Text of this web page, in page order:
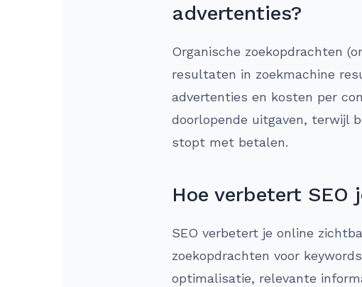
advertenties?
Organische zoekopdrachten
resultaten in zoekmachine
advertenties en kosten per
doorlopende uitgaven, terwijl
stopt met betalen.
Hoe verbetert
SEO verbetert je online
zoekopdrachten voor
optimalisatie, relevante